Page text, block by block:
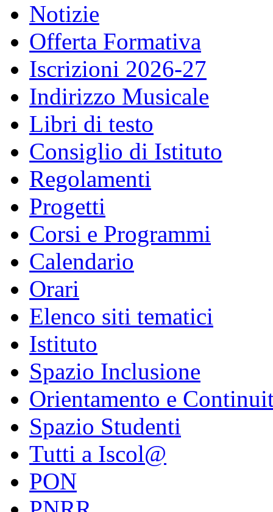
Notizie
Offerta Formativa
Iscrizioni 2026-27
Indirizzo Musicale
Libri di testo
Consiglio di Istituto
Regolamenti
Progetti
Corsi e Programmi
Calendario
Orari
Elenco siti tematici
Istituto
Spazio Inclusione
Orientamento e
Spazio Studenti
Tutti a Iscol@
PON